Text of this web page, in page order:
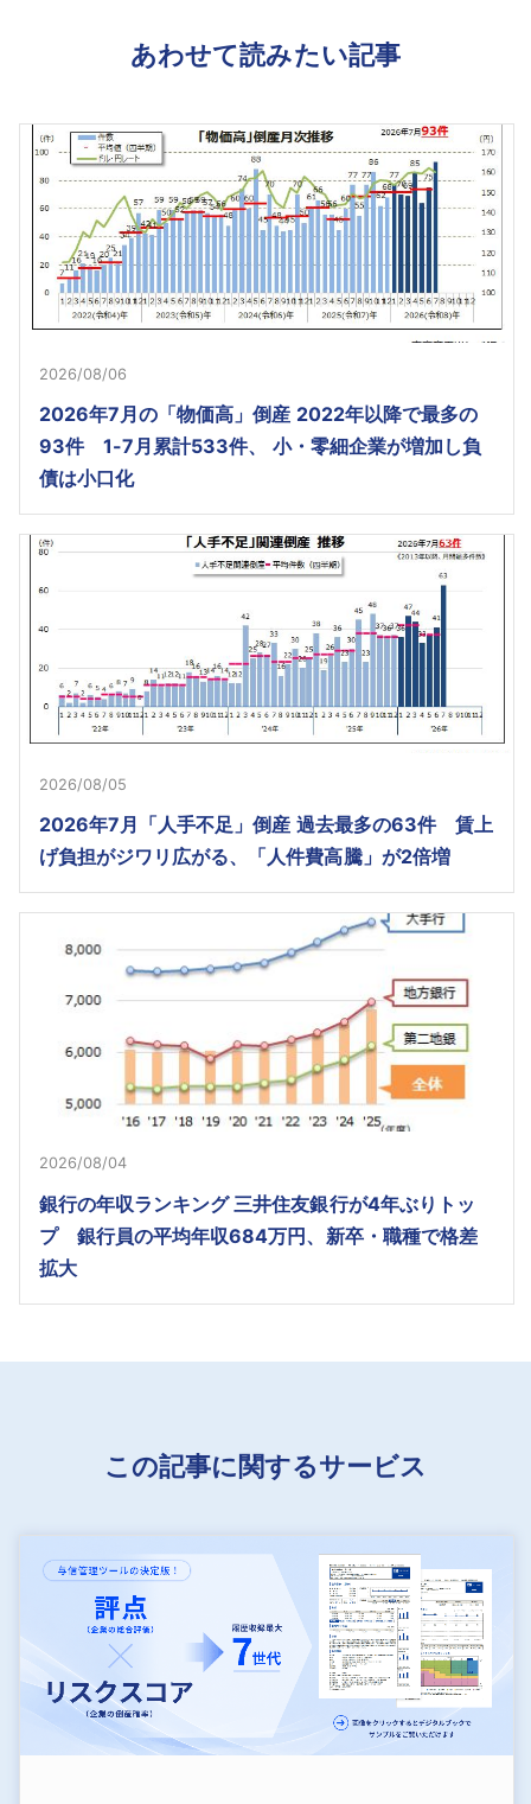
あわせて読みたい記事
2026/08/06
2026年7月の「物価高」倒産 2022年以降で最多の
93件 1-7月累計533件、 小・零細企業が増加し負
債は小口化
2026/08/05
2026年7月「人手不足」倒産 過去最多の63件 賃上
げ負担がジワリ広がる、「人件費高騰」が2倍増
2026/08/04
銀行の年収ランキング 三井住友銀行が4年ぶりトッ
プ 銀行員の平均年収684万円、新卒・職種で格差
拡大
この記事に関するサービス